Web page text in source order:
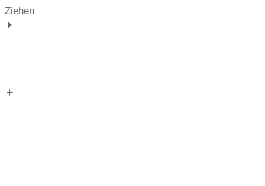
Ziehen